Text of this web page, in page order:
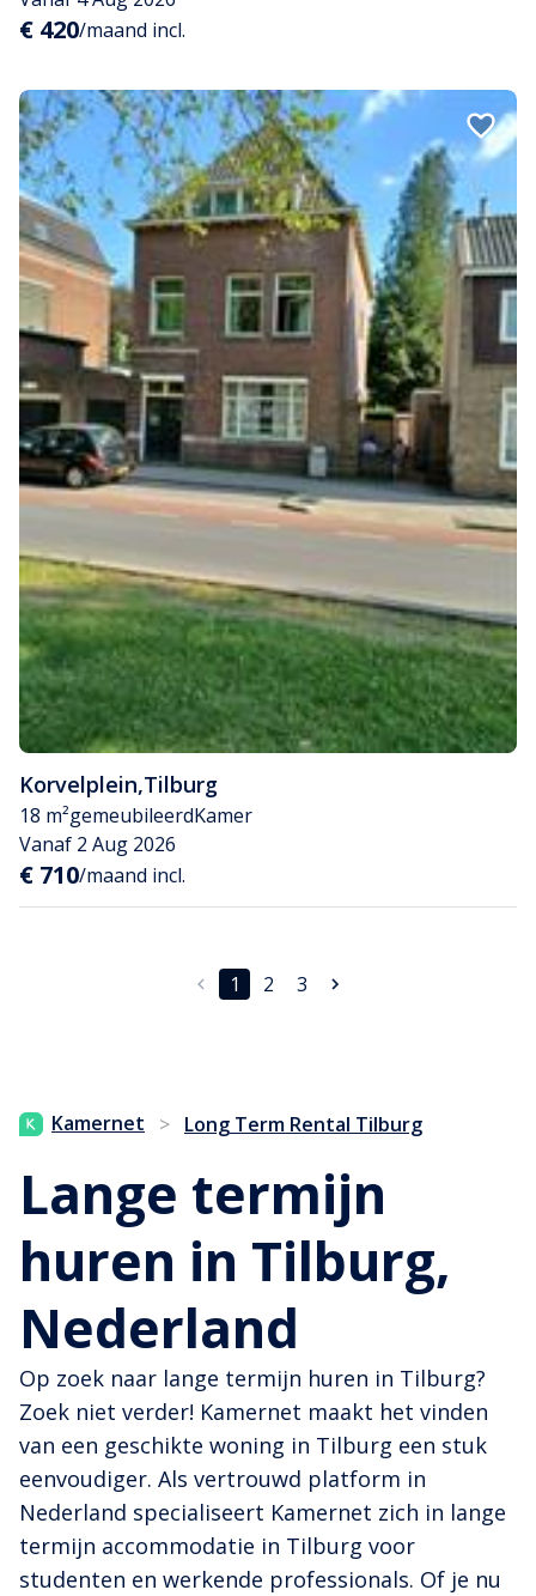
€ 420/maand incl.
Korvelplein,Tilburg
18 m²gemeubileerdKamer
Vanaf 2 Aug 2026
€ 710/maand incl.
1 2 3
Kamernet > Long Term Rental Tilburg
Lange termijn
huren in Tilburg,
Nederland
Op zoek naar lange termijn huren in Tilburg?
Zoek niet verder! Kamernet maakt het vinden
van een geschikte woning in Tilburg een stuk
eenvoudiger. Als vertrouwd platform in
Nederland specialiseert Kamernet zich in lange
termijn accommodatie in Tilburg voor
studenten en werkende professionals. Of je nu